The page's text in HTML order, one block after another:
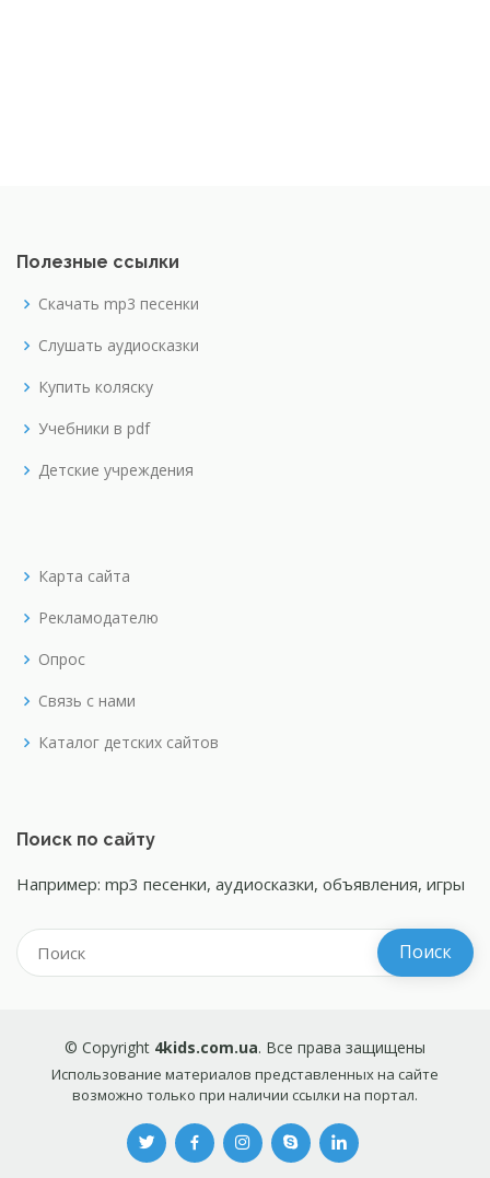
Полезные ссылки
Скачать mp3 песенки
Слушать аудиосказки
Купить коляску
Учебники в pdf
Детские учреждения
Карта сайта
Рекламодателю
Опрос
Связь с нами
Каталог детских сайтов
Поиск по сайту
Например: mp3 песенки, аудиосказки, объявления, игры
© Copyright 4kids.com.ua. Все права защищены
Использование материалов представленных на сайте
возможно только при наличии ссылки на портал.